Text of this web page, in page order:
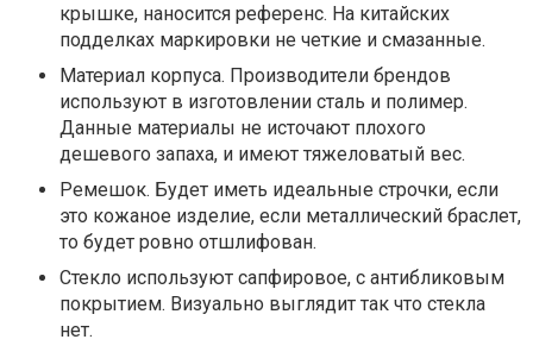
крышке, наносится референс. На китайских
подделках маркировки не четкие и смазанные.
Материал корпуса. Производители брендов
используют в изготовлении сталь и полимер.
Данные материалы не источают плохого
дешевого запаха, и имеют тяжеловатый вес.
Ремешок. Будет иметь идеальные строчки, если
это кожаное изделие, если металлический браслет,
то будет ровно отшлифован.
Стекло используют сапфировое, с антибликовым
покрытием. Визуально выглядит так что стекла
нет.